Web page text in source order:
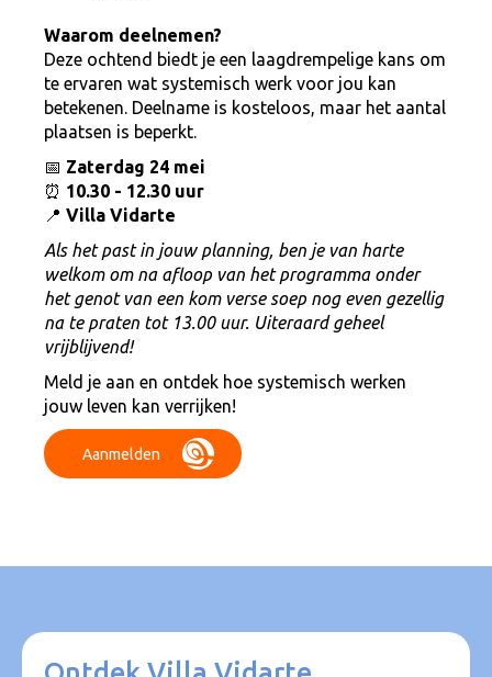
Waarom deelnemen?
Deze ochtend biedt je een laagdrempelige kans om
te ervaren wat systemisch werk voor jou kan
betekenen. Deelname is kosteloos, maar het aantal
plaatsen is beperkt.
📅 Zaterdag 24 mei
⏰ 10.30 - 12.30 uur
📍 Villa Vidarte
Als het past in jouw planning, ben je van harte
welkom om na afloop van het programma onder
het genot van een kom verse soep nog even gezellig
na te praten tot 13.00 uur. Uiteraard geheel
vrijblijvend!
Meld je aan en ontdek hoe systemisch werken
jouw leven kan verrijken!
Aanmelden